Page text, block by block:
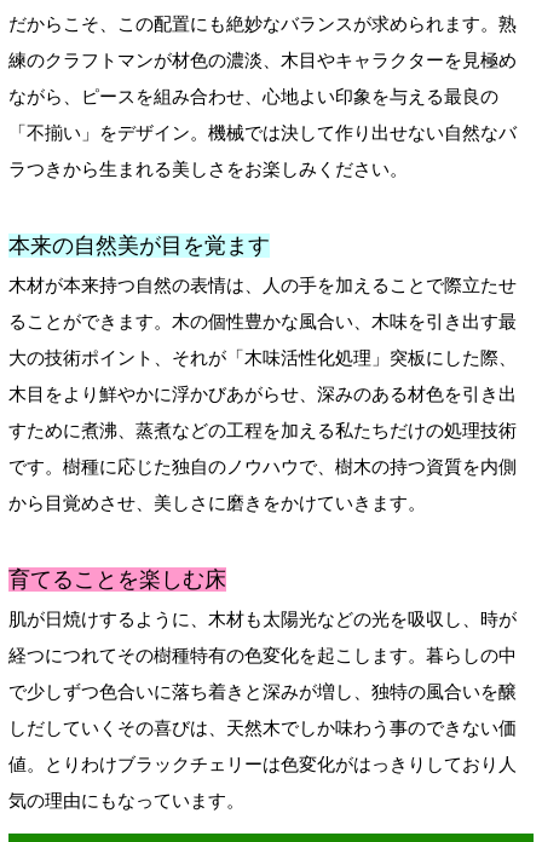
だからこそ、この配置にも絶妙なバランスが求められます。熟
練のクラフトマンが材色の濃淡、木目やキャラクターを見極め
ながら、ピースを組み合わせ、心地よい印象を与える最良の
「不揃い」をデザイン。機械では決して作り出せない自然なバ
ラつきから生まれる美しさをお楽しみください。
本来の自然美が目を覚ます
木材が本来持つ自然の表情は、人の手を加えることで際立たせ
ることができます。木の個性豊かな風合い、木味を引き出す最
大の技術ポイント、それが「木味活性化処理」突板にした際、
木目をより鮮やかに浮かびあがらせ、深みのある材色を引き出
すために煮沸、蒸煮などの工程を加える私たちだけの処理技術
です。樹種に応じた独自のノウハウで、樹木の持つ資質を内側
から目覚めさせ、美しさに磨きをかけていきます。
育てることを楽しむ床
肌が日焼けするように、木材も太陽光などの光を吸収し、時が
経つにつれてその樹種特有の色変化を起こします。暮らしの中
で少しずつ色合いに落ち着きと深みが増し、独特の風合いを醸
しだしていくその喜びは、天然木でしか味わう事のできない価
値。とりわけブラックチェリーは色変化がはっきりしており人
気の理由にもなっています。